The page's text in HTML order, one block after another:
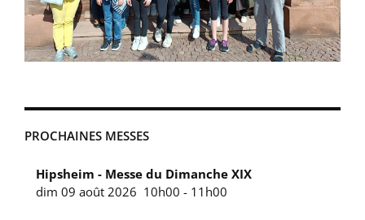
PROCHAINES MESSES
Hipsheim - Messe du Dimanche XIX
dim 09 août 2026 10h00 - 11h00